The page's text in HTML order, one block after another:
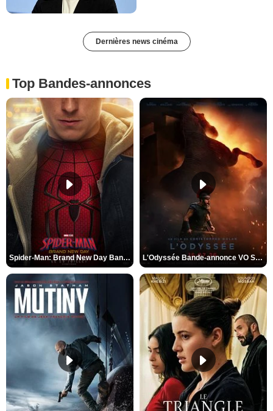
Dernières news cinéma
Top Bandes-annonces
Spider-Man: Brand New Day Bande-annonce VO STFR L'Odyssée Bande-annonce VO STFR